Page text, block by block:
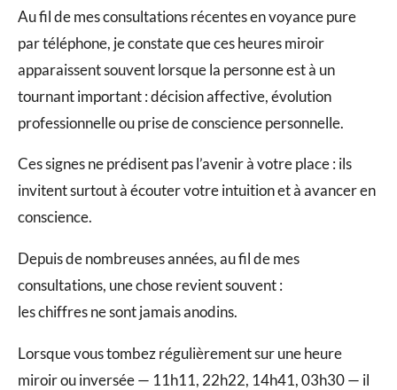
Au fil de mes consultations récentes en voyance pure
par téléphone, je constate que ces heures miroir
apparaissent souvent lorsque la personne est à un
tournant important : décision affective, évolution
professionnelle ou prise de conscience personnelle.
Ces signes ne prédisent pas l’avenir à votre place : ils
invitent surtout à écouter votre intuition et à avancer en
conscience.
Depuis de nombreuses années, au fil de mes
consultations, une chose revient souvent :
les chiffres ne sont jamais anodins.
Lorsque vous tombez régulièrement sur une heure
miroir ou inversée — 11h11, 22h22, 14h41, 03h30 — il